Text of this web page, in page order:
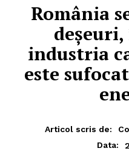
România
industria
este
Articol scris de:
Data: